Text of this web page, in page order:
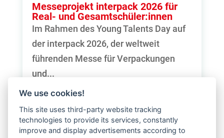
Messeprojekt interpack 2026 für
Real- und Gesamtschüler:innen
Im Rahmen des Young Talents Day auf
der interpack 2026, der weltweit
führenden Messe für Verpackungen
und...
mehr lesen
« Ältere Einträge
We use cookies!
This site uses third-party website tracking
technologies to provide its services, constantly
improve and display advertisements according to